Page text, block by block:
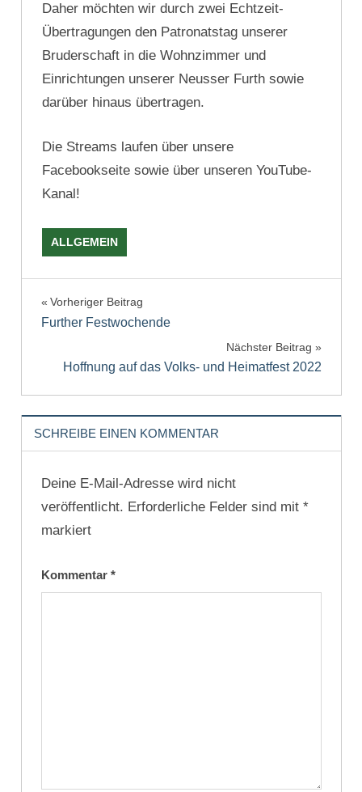
Daher möchten wir durch zwei Echtzeit-
Übertragungen den Patronatstag unserer
Bruderschaft in die Wohnzimmer und
Einrichtungen unserer Neusser Furth sowie
darüber hinaus übertragen.
Die Streams laufen über unsere
Facebookseite sowie über unseren YouTube-
Kanal!
ALLGEMEIN
PATRONATSTAG
SEBASTIANUS
Beitragsnavigation
Vorheriger Beitrag
Further Festwochende
Nächster Beitrag
Hoffnung auf das Volks- und Heimatfest 2022
SCHREIBE EINEN KOMMENTAR
Deine E-Mail-Adresse wird nicht
veröffentlicht. Erforderliche Felder sind mit *
markiert
Kommentar *